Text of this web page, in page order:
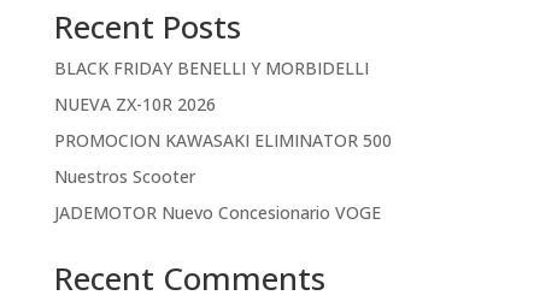
Recent Posts
BLACK FRIDAY BENELLI Y MORBIDELLI
NUEVA ZX-10R 2026
PROMOCION KAWASAKI ELIMINATOR 500
Nuestros Scooter
JADEMOTOR Nuevo Concesionario VOGE
Recent Comments